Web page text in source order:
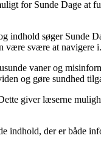
for Sunde Dage at
indhold søger Sunde
være svære at navigere i.
vaner og
og gøre sundhed
giver læserne
indhold, der er både